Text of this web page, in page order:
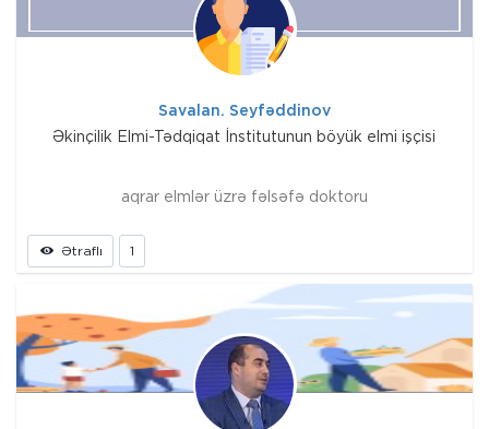
Savalan. Seyfəddinov
Əkinçilik Elmi-Tədqiqat İnstitutunun böyük elmi işçisi
aqrar elmlər üzrə fəlsəfə doktoru
Ətraflı 1